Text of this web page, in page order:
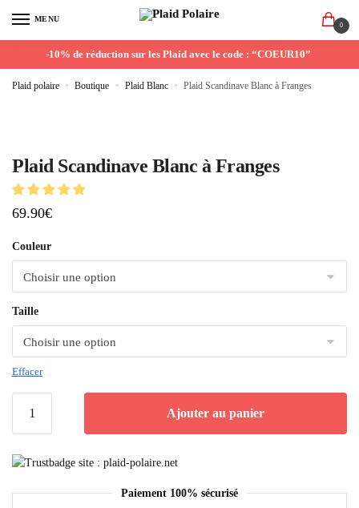
MENU
0
-10% de réduction sur les Plaid avec le code : “COEUR10”
Plaid polaire » Boutique » Plaid Blanc » Plaid Scandinave Blanc à Franges
Plaid Scandinave Blanc à Franges
69.90€
Couleur
Taille
Effacer
Ajouter au panier
Paiement 100% sécurisé